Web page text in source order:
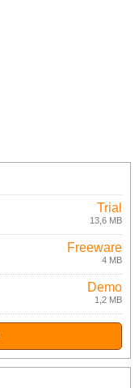
Trial
13,6 MB
Freeware
4 MB
Demo
1,2 MB